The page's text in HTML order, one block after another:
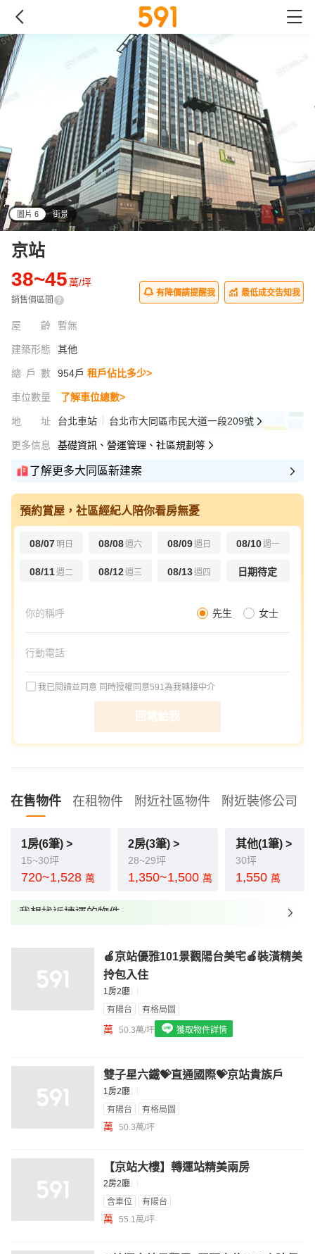
圖片 6 街景
京站
38~45萬/坪
銷售價區間
有降價請提醒我 最低成交告知我
屋齡 暫無
建築形態 其他
總戶數 954戶 租戶佔比多少>
車位數量 了解車位總數>
地址 台北車站 台北市大同區市民大道一段209號
更多信息 基礎資訊、營運管理、社區規劃等
了解更多大同區新建案
預約賞屋，社區經紀人陪你看房無憂
08/07 明日 08/08週六 08/09週日 08/10週一
08/11週二 08/12週三 08/13週四 日期待定
先生 女士
我已閱讀並同意 同時授權同意591為我轉接中介
回電給我
在售物件 在租物件 附近社區物件 附近裝修公司
1房(6筆) >
15~30坪
720~1,528 萬
2房(3筆) >
28~29坪
1,350~1,500萬
其他(1筆) >
30坪
1,550 萬
我想找近捷運的物件
我想找配備瓦斯爐的物件
我想找廁所開窗的物件
我想找具垃圾處理的物件
🍎京站優雅101景觀陽台美宅🍎裝潢精美
拎包入住
1房2廳
有陽台
有格局圖
萬 50.3萬/坪 獲取物件詳情
雙子星六鐵💝直通國際💝京站貴族戶
1房2廳
有陽台
有格局圖
萬 50.3萬/坪
【京站大樓】轉運站精美兩房
2房2廳
含車位
有陽台
萬 55.1萬/坪